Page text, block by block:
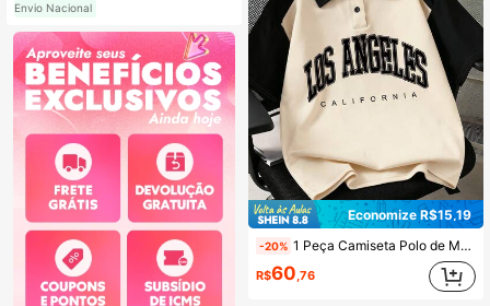
Envio Nacional
Economize R$15,19
-20% 1 Peça Camiseta Polo de Manga Curta com Gráfico de Marco Histórico da Cidade, Camiseta Esportiva Casual e Folgada para Meninos Adolescentes, Presente de Verão Perfeito para Uso Escolar e Outdoor, Primavera/Verão
R$60,76